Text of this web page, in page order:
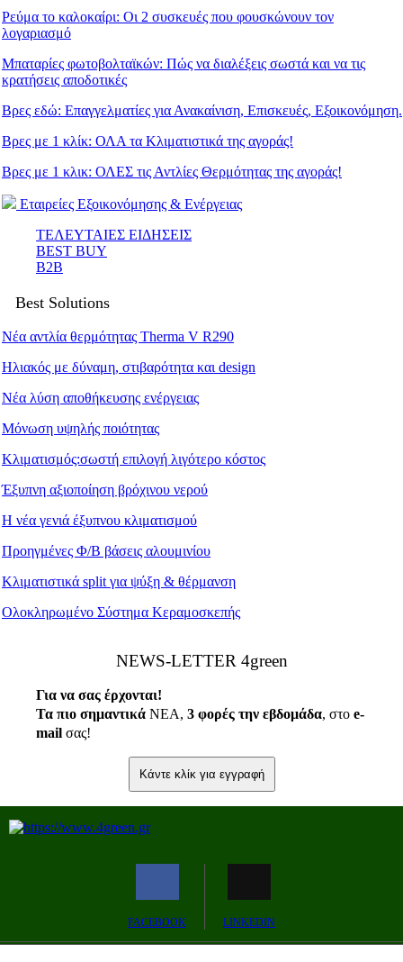
Ρεύμα το καλοκαίρι: Οι 2 συσκευές που φουσκώνουν τον
λογαριασμό
Μπαταρίες φωτοβολταϊκών: Πώς να διαλέξεις σωστά και να τις
κρατήσεις αποδοτικές
Βρες εδώ: Eπαγγελματίες για Ανακαίνιση, Επισκευές, Εξοικονόμηση.
Βρες με 1 κλίκ: ΟΛΑ τα Κλιματιστικά της αγοράς!
Βρες με 1 κλικ: ΟΛΕΣ τις Αντλίες Θερμότητας της αγοράς!
Εταιρείες Εξοικονόμησης & Ενέργειας
ΤΕΛΕΥΤΑΙΕΣ ΕΙΔΗΣΕΙΣ
BEST BUY
B2B
Best Solutions
Νέα αντλία θερμότητας Therma V R290
Ηλιακός με δύναμη, στιβαρότητα και design
Νέα λύση αποθήκευσης ενέργειας
Μόνωση υψηλής ποιότητας
Κλιματισμός:σωστή επιλογή λιγότερο κόστος
Έξυπνη αξιοποίηση βρόχινου νερού
Η νέα γενιά έξυπνου κλιματισμού
Προηγμένες Φ/Β βάσεις αλουμινίου
Κλιματιστικά split για ψύξη & θέρμανση
Ολοκληρωμένο Σύστημα Κεραμοσκεπής
ΝEWS-LETTER 4green
Για να σας έρχονται!
Τα πιο σημαντικά ΝΕΑ, 3 φορές την εβδομάδα, στο e-
mail σας!
Κάντε κλίκ για εγγραφή
FACEBOOK LINKEDIN